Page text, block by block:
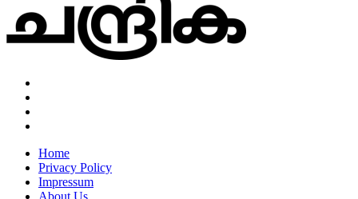
Home
Privacy Policy
Impressum
About Us